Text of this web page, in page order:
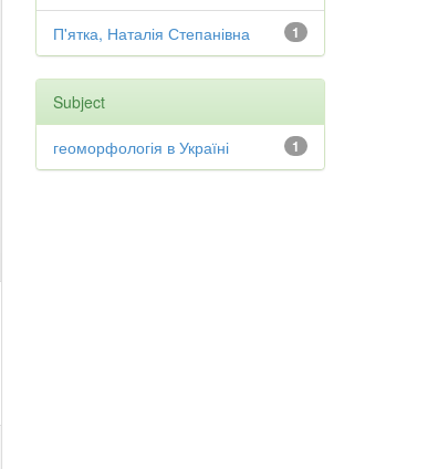
1
П'ятка, Наталія Степанівна
Subject
1
геоморфологія в Україні